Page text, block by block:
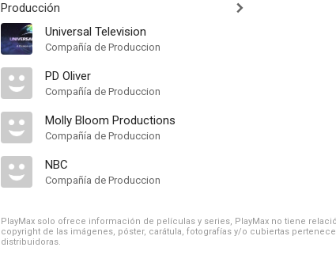
Producción
Universal Television
Compañía de Produccion
PD Oliver
Compañía de Produccion
Molly Bloom Productions
Compañía de Produccion
NBC
Compañía de Produccion
PlayMax solo ofrece información de películas y series, PlayMax no tiene
copyright de las imágenes, póster, carátula, fotografías y/o cubiertas
distribuidoras.